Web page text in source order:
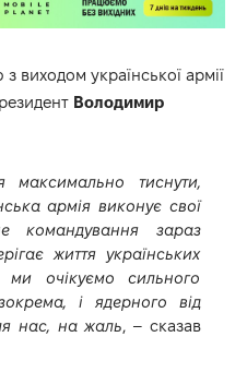
виходом української армії
Володимир
максимально тиснути,
армія виконує свої
командування зараз
життя українських
очікуємо сильного
і ядерного від
нас, на жаль, – сказав